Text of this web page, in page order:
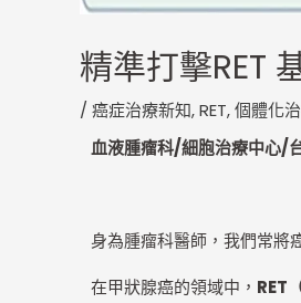
精準打擊RET
/ 癌症治療新知,RET,個體化
血液腫瘤科/細胞治療中心/
身為腫瘤科醫師，我們常將
在甲狀腺癌的領域中， RET